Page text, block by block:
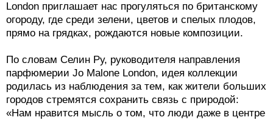
London приглашает нас прогуляться по британскому
огороду, где среди зелени, цветов и спелых плодов,
прямо на грядках, рождаются новые композиции.
По словам Селин Ру, руководителя направления
парфюмерии Jo Malone London, идея коллекции
родилась из наблюдения за тем, как жители больших
городов стремятся сохранить связь с природой:
«Нам нравится мысль о том, что люди даже в центре